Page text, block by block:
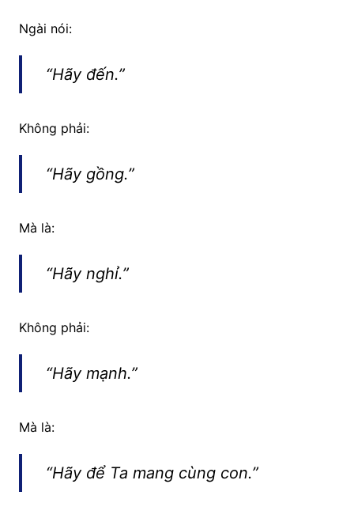
Ngài nói:
“Hãy đến.”
Không phải:
“Hãy gồng.”
Mà là:
“Hãy nghỉ.”
Không phải:
“Hãy mạnh.”
Mà là:
“Hãy để Ta mang cùng con.”